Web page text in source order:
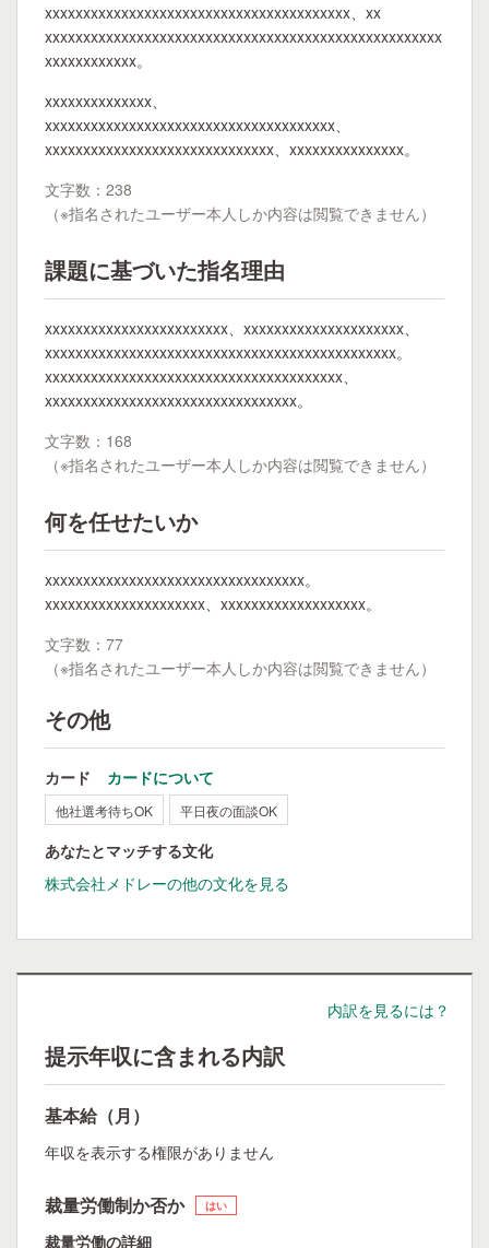
xxxxxxxxxxxxxxxxxxxxxxxxxxxxxxxxxxxxxxxx、xx
xxxxxxxxxxxxxxxxxxxxxxxxxxxxxxxxxxxxxxxxxxxxxxxxxxxx
xxxxxxxxxxxx。
xxxxxxxxxxxxxx、
xxxxxxxxxxxxxxxxxxxxxxxxxxxxxxxxxxxxxx、
xxxxxxxxxxxxxxxxxxxxxxxxxxxxxx、xxxxxxxxxxxxxxx。
文字数：238
（※指名されたユーザー本人しか内容は閲覧できません）
課題に基づいた指名理由
xxxxxxxxxxxxxxxxxxxxxxxx、xxxxxxxxxxxxxxxxxxxxx、
xxxxxxxxxxxxxxxxxxxxxxxxxxxxxxxxxxxxxxxxxxxxxx。
xxxxxxxxxxxxxxxxxxxxxxxxxxxxxxxxxxxxxxx、
xxxxxxxxxxxxxxxxxxxxxxxxxxxxxxxxx。
文字数：168
（※指名されたユーザー本人しか内容は閲覧できません）
何を任せたいか
xxxxxxxxxxxxxxxxxxxxxxxxxxxxxxxxxx。
xxxxxxxxxxxxxxxxxxxxx、xxxxxxxxxxxxxxxxxxx。
文字数：77
（※指名されたユーザー本人しか内容は閲覧できません）
その他
カード カードについて
他社選考待ちOK 平日夜の面談OK
あなたとマッチする文化
株式会社メドレーの他の文化を見る
内訳を見るには？
提示年収に含まれる内訳
基本給（月）
年収を表示する権限がありません
裁量労働制か否か はい
裁量労働の詳細